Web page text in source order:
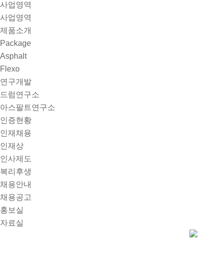
사업영역
사업영역
제품소개
Package
Asphalt
Flexo
연구개발
드럼연구소
아스팔트연구소
인증현황
인재채용
인재상
인사제도
복리후생
채용안내
채용공고
홍보실
자료실